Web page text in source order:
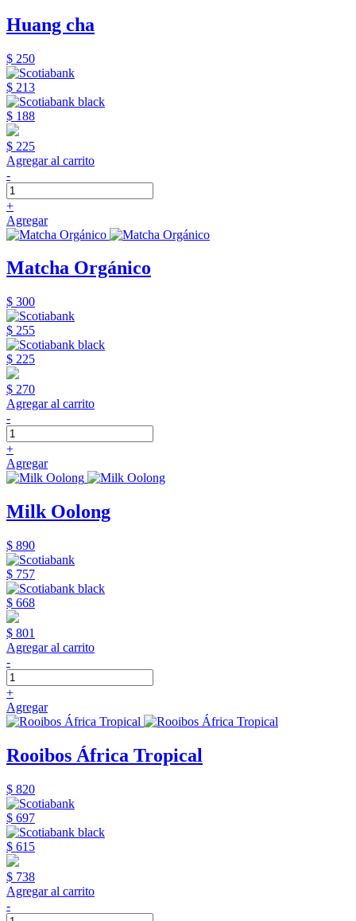
Huang cha
$ 250
$ 213
$ 188
$ 225
Agregar al carrito
-
+
Agregar
Matcha Orgánico
$ 300
$ 255
$ 225
$ 270
Agregar al carrito
-
+
Agregar
Milk Oolong
$ 890
$ 757
$ 668
$ 801
Agregar al carrito
-
+
Agregar
Rooibos África Tropical
$ 820
$ 697
$ 615
$ 738
Agregar al carrito
-